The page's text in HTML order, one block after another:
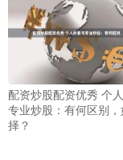
配资炒股配资优秀 个
专业炒股：有何区别
择？